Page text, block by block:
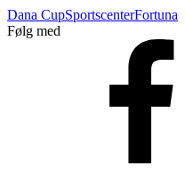
Dana CupSportscenterFortuna
Følg med